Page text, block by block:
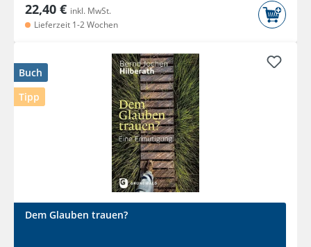
22,40 € inkl. MwSt.
Lieferzeit 1-2 Wochen
Buch
Tipp
Dem Glauben trauen?